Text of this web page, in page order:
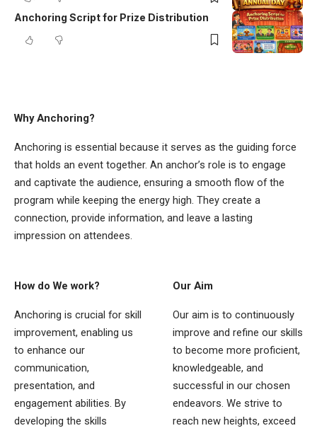
Anchoring Script for Prize Distribution
Why Anchoring?
Anchoring is essential because it serves as the guiding force
that holds an event together. An anchor’s role is to engage
and captivate the audience, ensuring a smooth flow of the
program while keeping the energy high. They create a
connection, provide information, and leave a lasting
impression on attendees.
How do We work?
Anchoring is crucial for skill
improvement, enabling us
to enhance our
communication,
presentation, and
engagement abilities. By
developing the skills
Our Aim
Our aim is to continuously
improve and refine our skills
to become more proficient,
knowledgeable, and
successful in our chosen
endeavors. We strive to
reach new heights, exceed